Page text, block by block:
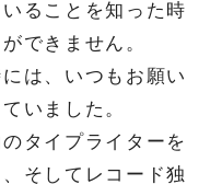
ることを知った時
できません。
は、いつもお願い
いました。
タイプライターを
そしてレコード独